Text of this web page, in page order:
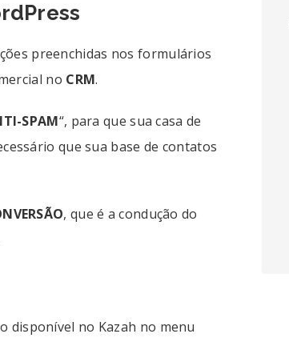
preenchidas nos formulários
no CRM.
SPAM“, para que sua casa de
que sua base de contatos
, que é a condução do
disponível no Kazah no menu